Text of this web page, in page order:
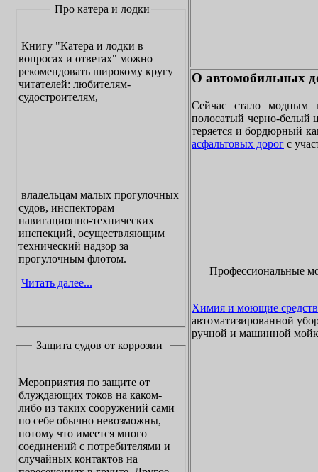
Про катера и лодки
Книгу "Катера и лодки в
вопросах и ответах" можно
рекомендовать широкому кругу
читателей: любителям-
судостроителям,
владельцам малых прогулочных
судов, инспекторам
навигационно-технических
инспекций, осуществляющим
технический надзор за
прогулочным флотом.
Читать далее...
Защита судов от коррозии
Мероприятия по защите от
блуждающих токов на каком-
либо из таких сооружений сами
по себе обычно невозможны,
потому что имеется много
соединений с потребителями и
случайных контактов на
О автомобильных
Сейчас стало модным
полосатый черно-белый
теряется и бордюрный
асфальтовых дорог с
Профессиональные
Химия и моющие
автоматизированной
ручной и машинной